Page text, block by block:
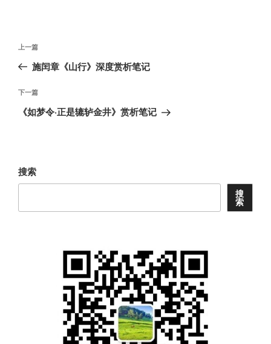
文
导
航
上
一
文
章
上一篇
施闰章《山行》深度赏析笔记
下
一
下一篇
《如梦令·正是辘轳金井》赏析笔记
搜索
搜
索